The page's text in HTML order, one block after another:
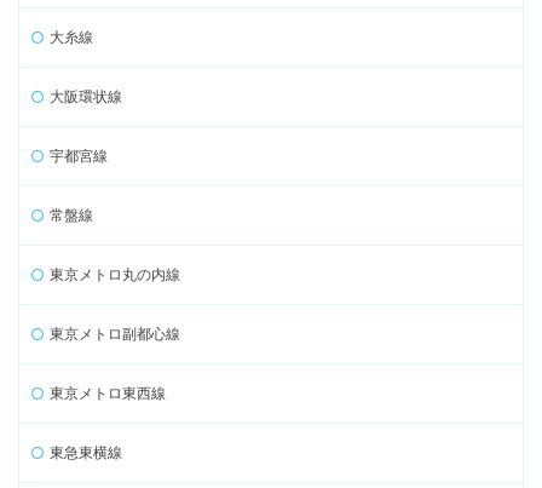
大糸線
大阪環状線
宇都宮線
常盤線
東京メトロ丸の内線
東京メトロ副都心線
東京メトロ東西線
東急東横線